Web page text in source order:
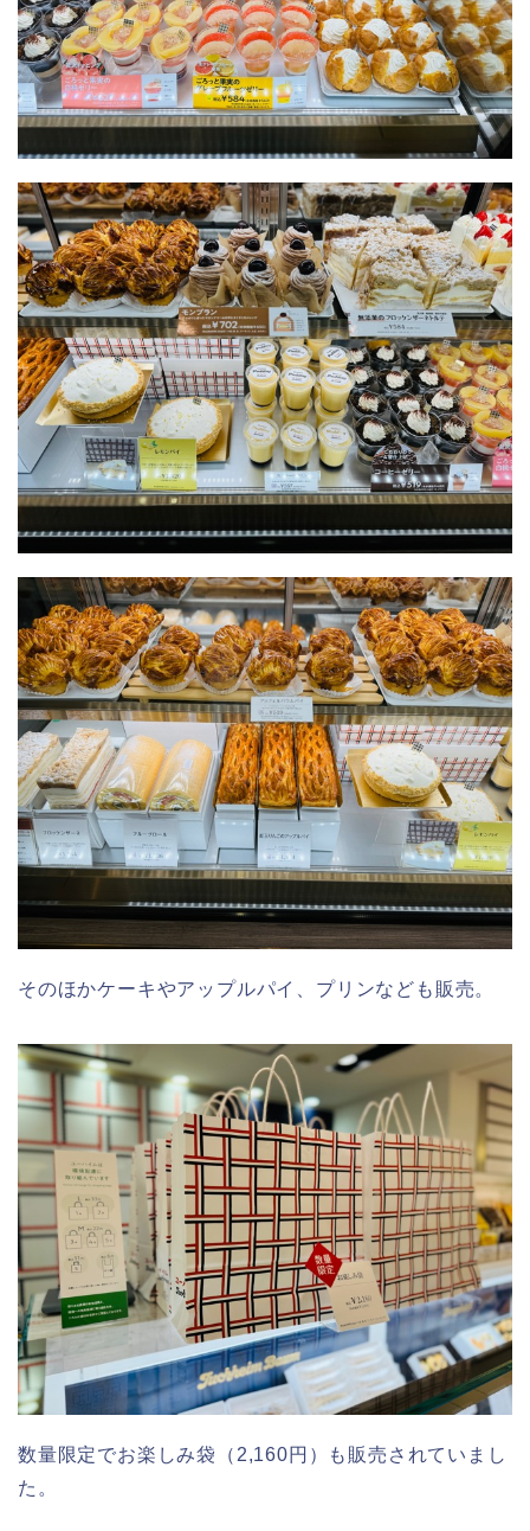
そのほかケーキやアップルパイ、プリンなども販売。
数量限定でお楽しみ袋（2,160円）も販売されていまし
た。